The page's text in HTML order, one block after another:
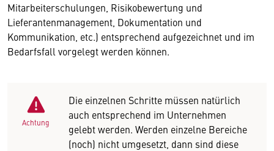
Mitarbeiterschulungen, Risikobewertung und
Lieferantenmanagement, Dokumentation und
Kommunikation, etc.) entsprechend aufgezeichnet und im
Bedarfsfall vorgelegt werden können.
Achtung
Die einzelnen Schritte müssen natürlich
auch entsprechend im Unternehmen
gelebt werden. Werden einzelne Bereiche
(noch) nicht umgesetzt, dann sind diese